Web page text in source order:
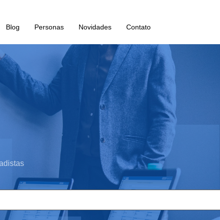
Blog Personas Novidades Contato